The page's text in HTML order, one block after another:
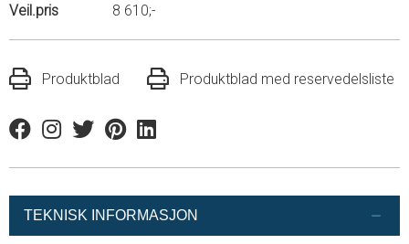
Veil.pris
8 610;-
Produktblad Produktblad med reservedelsliste
FacebookInstagram
TwitterPinterestLinkedin
TEKNISK INFORMASJON